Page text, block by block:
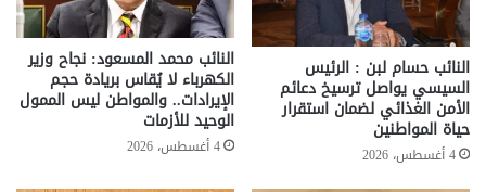
النائب حسام لبن : الرئيس
السيسي يواصل ترسيخ دعائم
الأمن الغذائي لضمان استقرار
حياة المواطنين
4 أغسطس، 2026
النائب محمد المسعود: نجاح وزير
الكهرباء لا يُقاس بريادة حجم
الإيرادات.. والمواطن ليس الممول
الوحيد للأزمات
4 أغسطس، 2026